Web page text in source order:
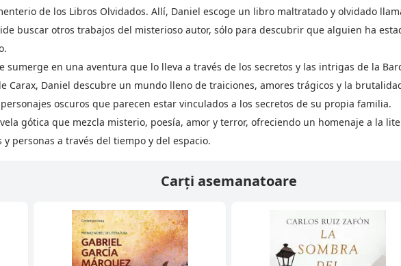
de los Libros Olvidados. Allí, Daniel escoge un libro maltratado y olvidado
buscar otros trabajos del misterioso autor, sólo para descubrir que alguien ha
en una aventura que lo lleva a través de los secretos y las intrigas de la
Carax, Daniel descubre un mundo lleno de traiciones, amores trágicos y la
oscuros que parecen estar vinculados a los secretos de su propia familia.
gótica que mezcla misterio, poesía, amor y terror, ofreciendo un homenaje a la
personas a través del tiempo y del espacio.
Carți asemanatoare